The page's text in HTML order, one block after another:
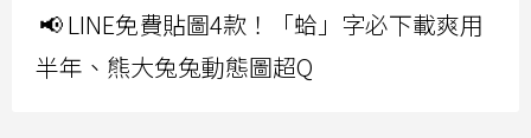
📢 LINE免費貼圖4款！「蛤」字必下載爽用
半年、熊大兔兔動態圖超Q